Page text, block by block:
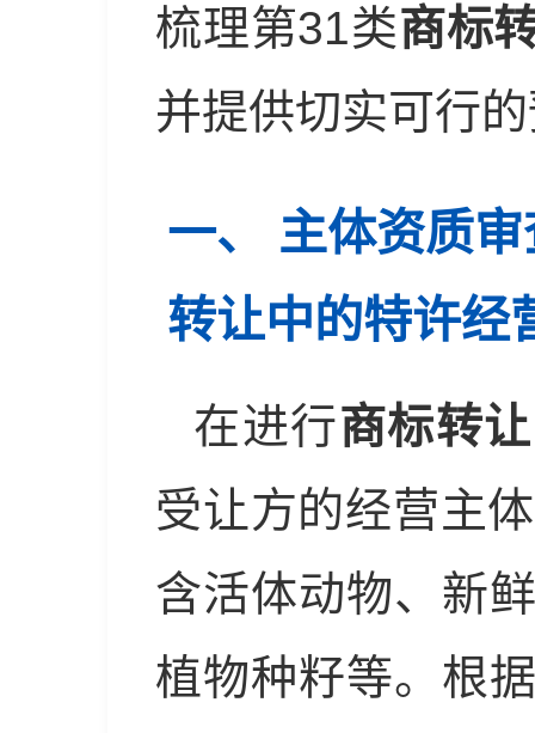
梳理第31类商标
并提供切实可行
一、 主体资质
转让中的特许经
在进行商标转让
受让方的经营主
含活体动物、新
植物种籽等。根